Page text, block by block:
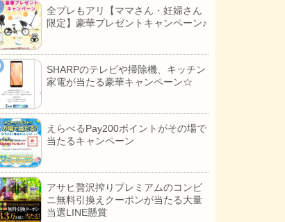
全プレもアリ【ママさん・妊婦さん
限定】豪華プレゼントキャンペーン♪
SHARPのテレビや掃除機、キッチン
家電が当たる豪華キャンペーン☆
えらべるPay200ポイントがその場で
当たるキャンペーン
アサヒ贅沢搾りプレミアムのコンビ
ニ無料引換えクーポンが当たる大量
当選LINE懸賞